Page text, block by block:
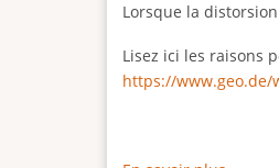
Lorsque la
Lisez ici les raisons
https://